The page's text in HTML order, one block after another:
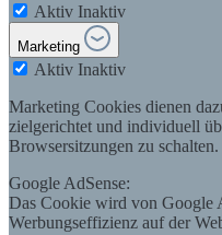
Aktiv Inaktiv
Marketing
Aktiv Inaktiv
Marketing Cookies dienen
zielgerichtet und individuell
Browsersitzungen zu schalten.
Google AdSense:
Das Cookie wird von Google
Werbungseffizienz auf der